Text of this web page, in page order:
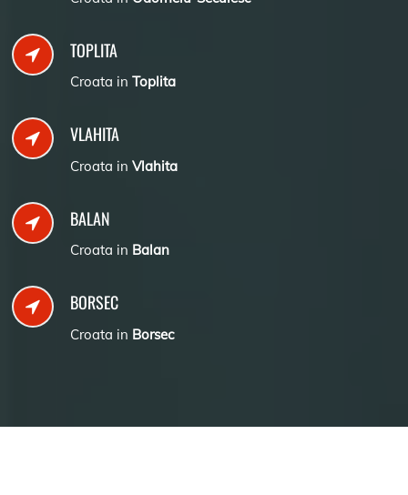
TOPLITA
Croata in Toplita
VLAHITA
Croata in Vlahita
BALAN
Croata in Balan
BORSEC
Croata in Borsec